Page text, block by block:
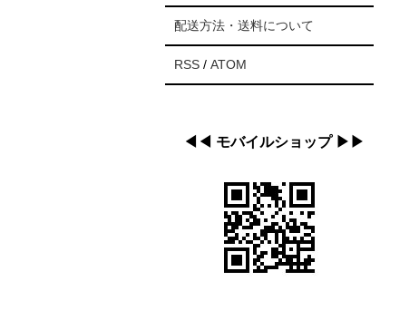
配送方法・送料について
RSS / ATOM
◀︎◀︎ モバイルショップ ▶︎▶︎